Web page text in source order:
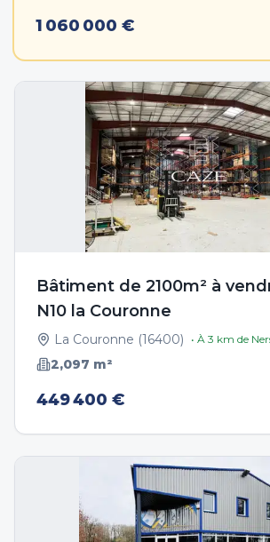
1 060 000 €
Bâtiment de 2100m² à
N10 la Couronne
La Couronne (16400) • À 3 km de
2,097 m²
449 400 €